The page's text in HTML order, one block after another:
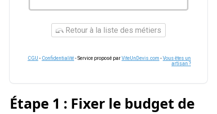
Retour à la liste des métiers
CGU - Confidentialité- Service proposé parViteUnDevis.com -Vous êtes un
artisan ?
Étape 1 : Fixer le budget de